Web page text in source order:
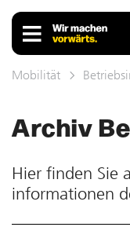
Mobilität
Archiv
Hier finden Sie
informationen